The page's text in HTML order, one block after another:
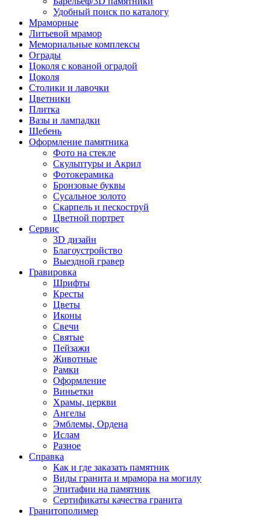
Удобный поиск по каталогу
Мраморные
Литьевой мрамор
Мемориальные комплексы
Ограды
Цоколя с кованой оградой
Цоколя
Столики и лавочки
Цветники
Плитка
Вазы и лампадки
Щебень
Оформление памятника
Фото на стекле
Скульптуры и Акрил
Фотокерамика
Бронзовые буквы
Сусальное золото
Скарпель и пескоструй
Цветной портрет
Сервис
3D дизайн
Благоустройство
Выездной гравер
Гравировка
Шрифты
Кресты
Цветы
Иконы
Свечи
Святые
Пейзажи
Животные
Рамки
Оформление
Виньетки
Храмы, церкви
Ангелы
Эмблемы, Ордена
Ислам
Разное
Справка
Как и где заказать памятник
Виды гранита и мрамора на могилу
Эпитафии на памятник
Сертификаты качества гранита
Гранитополимер